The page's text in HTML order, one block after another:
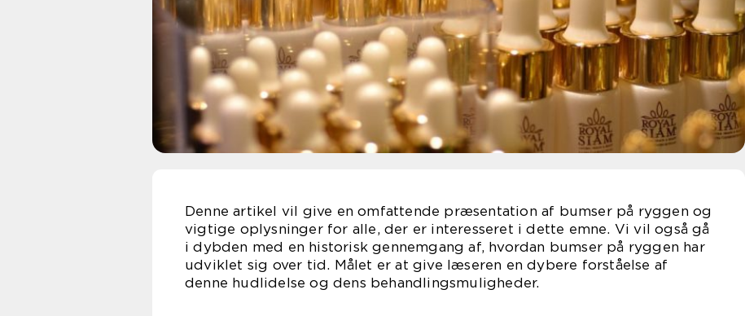
Denne artikel vil give en omfattende præsentation af bumser på ryggen og
vigtige oplysninger for alle, der er interesseret i dette emne. Vi vil også gå
i dybden med en historisk gennemgang af, hvordan bumser på ryggen har
udviklet sig over tid. Målet er at give læseren en dybere forståelse af
denne hudlidelse og dens behandlingsmuligheder.